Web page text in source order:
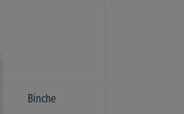
Binche